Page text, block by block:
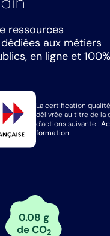
ressources
aux métiers
en ligne et 100%
La certification
délivrée au titre de la
d'actions suivante :
formation
0.08 g
de CO2